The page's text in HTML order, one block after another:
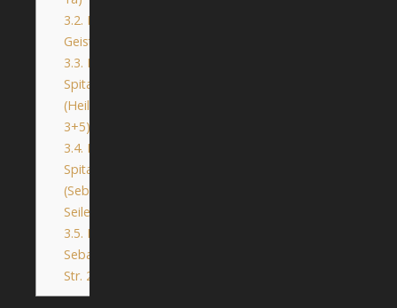
3.2. Die Heilig-
Geist-Kirche
3.3. Der
Spitalstadel
(Heilig-Geist-Str.
3+5)
3.4. Der
Spitalstall
(Sebastian-
Seiler-Str. 4)
3.5. Das Haus
Sebastian-Seiler-
Str. 2